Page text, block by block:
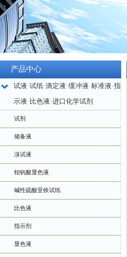
产品中心
试液·试纸·滴定液·缓冲液·标准液·指
示液·比色液·进口化学试剂
试剂
储备液
溴试液
钼钒酸显色液
碱性硫酸亚铁试纸
比色液
指示剂
显色液